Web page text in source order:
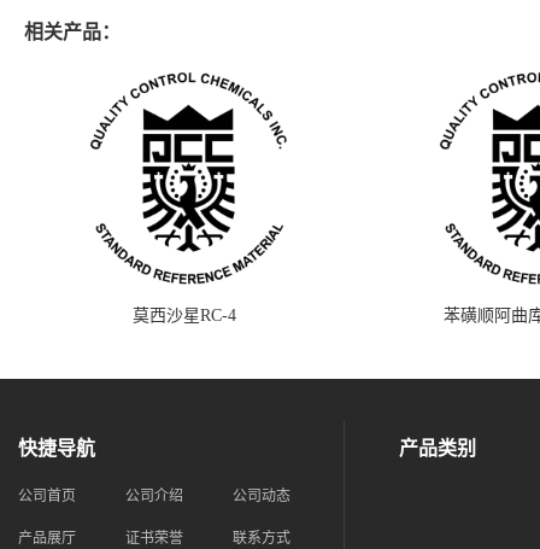
相关产品：
莫西沙星RC-4 苯磺顺阿曲
快捷导航
公司首页 公司介绍 公司动态
产品展厅 证书荣誉 联系方式
产品类别